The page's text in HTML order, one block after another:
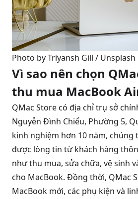
Photo by Triyansh Gill / Unsplash
Vì sao nên chọn
thu mua MacBook
QMac Store có địa chỉ trụ sở
Nguyễn Đình Chiểu, Phường 5,
kinh nghiệm hơn 10 năm, chúng
được lòng tin từ khách hàng
như thu mua, sửa chữa, vệ sinh
cho MacBook. Đồng thời, QMac
MacBook mới, các phụ kiện và